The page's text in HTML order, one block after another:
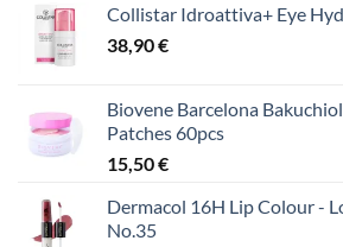
Collistar Idroattiva+ Eye
38,90€
Biovene Barcelona
Patches 60pcs
15,50€
Dermacol 16H Lip Colour -
No.35